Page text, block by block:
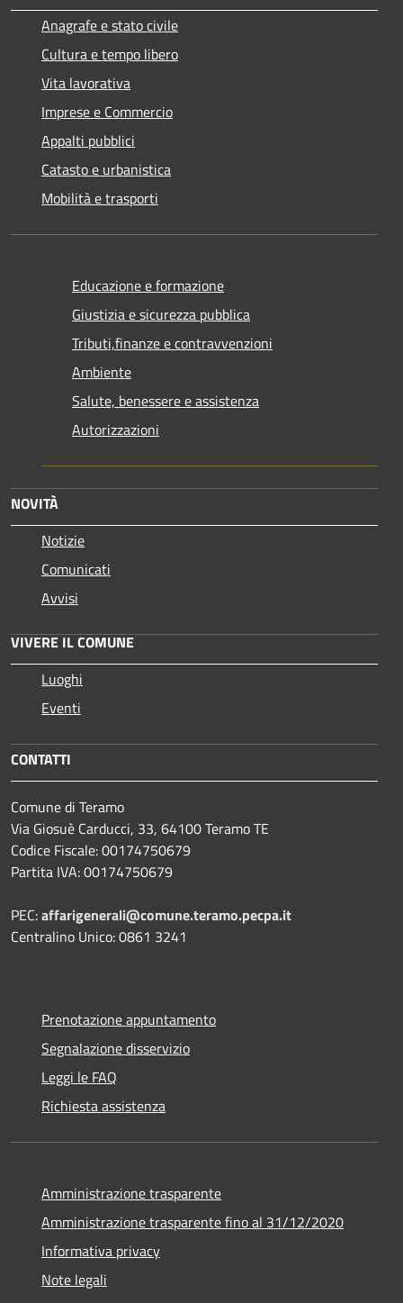
Anagrafe e stato civile
Cultura e tempo libero
Vita lavorativa
Imprese e Commercio
Appalti pubblici
Catasto e urbanistica
Mobilità e trasporti
Educazione e formazione
Giustizia e sicurezza pubblica
Tributi,finanze e contravvenzioni
Ambiente
Salute, benessere e assistenza
Autorizzazioni
NOVITÀ
Notizie
Comunicati
Avvisi
VIVERE IL COMUNE
Luoghi
Eventi
CONTATTI
Comune di Teramo
Via Giosuè Carducci, 33, 64100 Teramo TE
Codice Fiscale: 00174750679
Partita IVA: 00174750679
PEC:affarigenerali@comune.teramo.pecpa.it
Centralino Unico: 0861 3241
Prenotazione appuntamento
Segnalazione disservizio
Leggi le FAQ
Richiesta assistenza
Amministrazione trasparente
Amministrazione trasparente fino al 31/12/2020
Informativa privacy
Note legali